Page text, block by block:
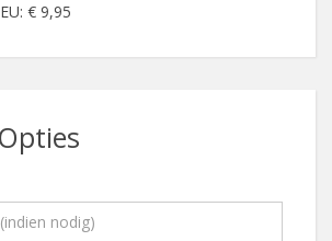
€ 9,95